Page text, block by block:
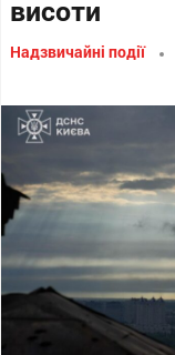
висоти
Надзвичайні події